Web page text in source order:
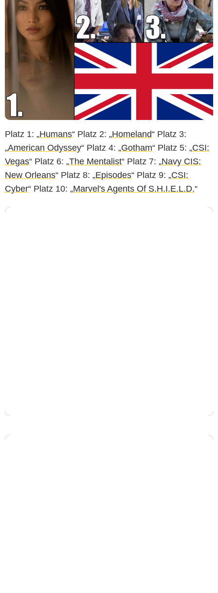
Platz 1: „Humans“ Platz 2: „Homeland“ Platz 3:
„American Odyssey“ Platz 4: „Gotham“ Platz 5: „CSI:
Vegas“ Platz 6: „The Mentalist“ Platz 7: „Navy CIS:
New Orleans“ Platz 8: „Episodes“ Platz 9: „CSI:
Cyber“ Platz 10: „Marvel's Agents Of S.H.I.E.L.D.“